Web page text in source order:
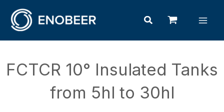
content
Search
FCTCR 10° Insulated Tanks
from 5hl to 30hl